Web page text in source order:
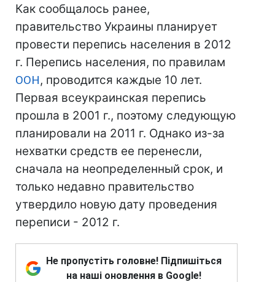
Как сообщалось ранее,
правительство Украины планирует
провести перепись населения в 2012
г. Перепись населения, по правилам
ООН, проводится каждые 10 лет.
Первая всеукраинская перепись
прошла в 2001 г., поэтому следующую
планировали на 2011 г. Однако из-за
нехватки средств ее перенесли,
сначала на неопределенный срок, и
только недавно правительство
утвердило новую дату проведения
переписи - 2012 г.
Не пропустіть головне! Підпишіться
на наші оновлення в Google!